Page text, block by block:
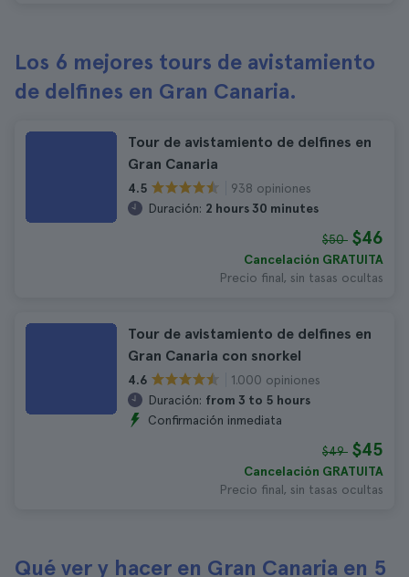
Los 6 mejores tours de avistamiento
de delfines en Gran Canaria.
Tour de avistamiento de delfines en
Gran Canaria
4.5
938 opiniones
Duración: 2 hours 30 minutes
$50 $46
Cancelación GRATUITA
Precio final, sin tasas ocultas
Tour de avistamiento de delfines en
Gran Canaria con snorkel
4.6
1.000 opiniones
Duración: from 3 to 5 hours
Confirmación inmediata
$49 $45
Cancelación GRATUITA
Precio final, sin tasas ocultas
Qué ver y hacer en Gran Canaria en 5